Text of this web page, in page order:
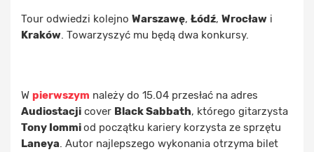
Tour odwiedzi kolejno Warszawę, Łódź, Wrocław i
Kraków. Towarzyszyć mu będą dwa konkursy.
W pierwszym należy do 15.04 przesłać na adres
Audiostacji cover Black Sabbath, którego gitarzysta
Tony Iommiod początku kariery korzysta ze sprzętu
Laneya. Autor najlepszego wykonania otrzyma bilet